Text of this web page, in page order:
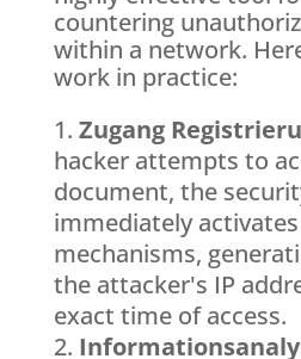
countering
within a network.
work in practice:
Zugang
hacker attempts to
document, the
immediately
mechanisms,
the attacker's IP
exact time of access.